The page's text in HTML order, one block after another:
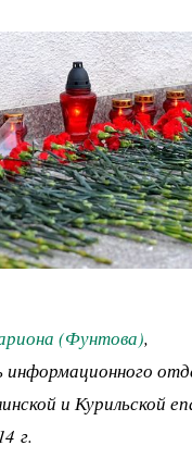
(Фунтова),
информационного
и Курильской
г.